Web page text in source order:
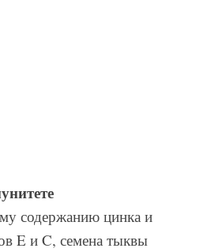
содержанию цинка и
E и C, семена тыквы